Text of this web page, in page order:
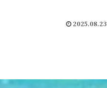
2025.08.23